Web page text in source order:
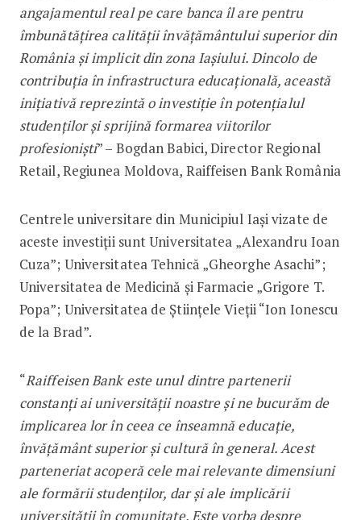
angajamentul real pe care banca îl are pentru
îmbunătățirea calității învățământului superior din
România și implicit din zona Iașiului. Dincolo de
contribuția în infrastructura educațională, această
inițiativă reprezintă o investiție în potențialul
studenților și sprijină formarea viitorilor
profesioniști” – Bogdan Babici, Director Regional
Retail, Regiunea Moldova, Raiffeisen Bank România
Centrele universitare din Municipiul Iași vizate de
aceste investiții sunt Universitatea „Alexandru Ioan
Cuza”; Universitatea Tehnică „Gheorghe Asachi”;
Universitatea de Medicină și Farmacie „Grigore T.
Popa”; Universitatea de Ştiinţele Vieţii “Ion Ionescu
de la Brad”.
“Raiffeisen Bank este unul dintre partenerii
constanți ai universității noastre și ne bucurăm de
implicarea lor în ceea ce înseamnă educație,
învățământ superior și cultură în general. Acest
parteneriat acoperă cele mai relevante dimensiuni
ale formării studenților, dar și ale implicării
universității în comunitate. Este vorba despre